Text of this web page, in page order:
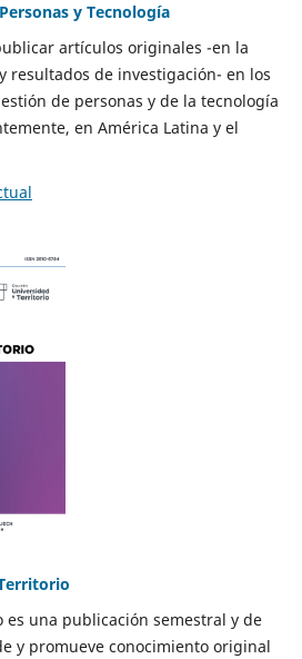
y Tecnología
artículos originales -en la
resultados de investigación- en los
de personas y de la tecnología
en América Latina y el
una publicación semestral y de
y promueve conocimiento original